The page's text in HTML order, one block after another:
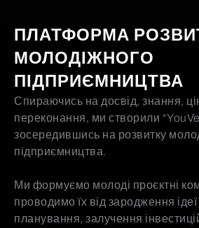
ПЛАТФОРМА
МОЛОДІЖНОГО
ПІДПРИЄМНИЦТВА
Спираючись на досвід, знання,
переконання, ми створили
зосередившись на розвитку
підприємництва.
Ми формуємо молоді проєктні
проводимо їх від зародження ідеї
планування, залучення